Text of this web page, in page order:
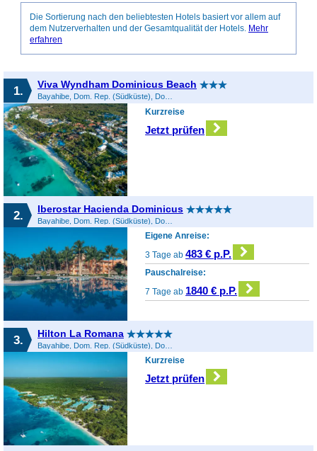
Die Sortierung nach den beliebtesten Hotels basiert vor allem auf
dem Nutzerverhalten und der Gesamtqualität der Hotels. Mehr
erfahren
1. Viva Wyndham Dominicus Beach
Bayahibe, Dom. Rep. (Südküste), Dominikanische Republik
Kurzreise
Jetzt prüfen
2. Iberostar Hacienda Dominicus
Bayahibe, Dom. Rep. (Südküste), Dominikanische Republik
Eigene Anreise:
3 Tage ab483 € p.P.
Pauschalreise:
7 Tage ab 1840 € p.P.
3. Hilton La Romana
Bayahibe, Dom. Rep. (Südküste), Dominikanische Republik
Kurzreise
Jetzt prüfen